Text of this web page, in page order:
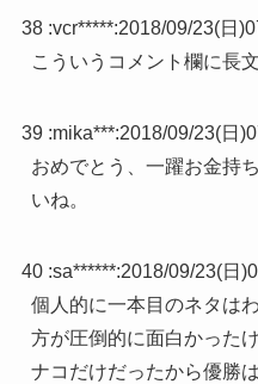
38 :vcr*****:2018/09/23(日
こういうコメント欄に長
39 :mika***:2018/09/23(日
おめでとう、一躍お金持
いね。
40 :sa******:2018/09/23(日
個人的に一本目のネタは
方が圧倒的に面白かった
ナコだけだったから優勝